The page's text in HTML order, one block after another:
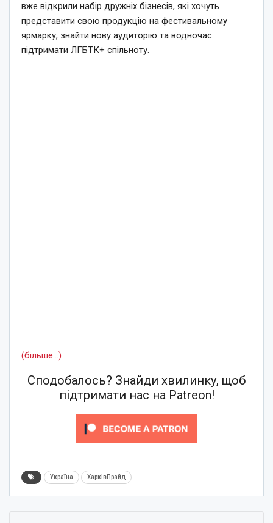
вже відкрили набір дружніх бізнесів, які хочуть
представити свою продукцію на фестивальному
ярмарку, знайти нову аудиторію та водночас
підтримати ЛГБТК+ спільноту.
(більше…)
Сподобалось? Знайди хвилинку, щоб
підтримати нас на Patreon!
Україна ХарківПрайд